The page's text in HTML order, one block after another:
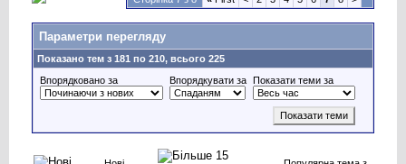
Параметри перегляду
Показано тем з 181 по 210, всього 225
Впорядковано за
Впорядкувати за Показати теми за